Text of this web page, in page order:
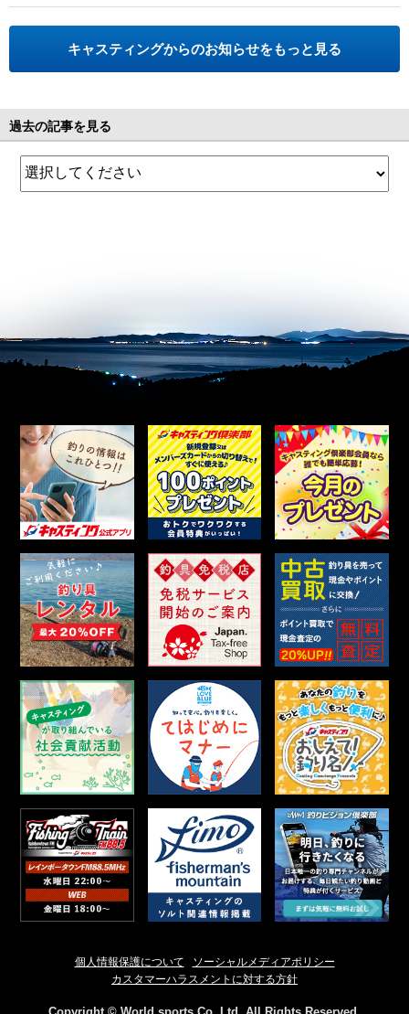
キャスティングからのお知らせをもっと見る
過去の記事を見る
個人情報保護について
ソーシャルメディアポリシー
カスタマーハラスメントに対する方針